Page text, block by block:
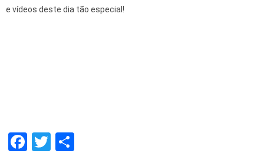
e vídeos deste dia tão especial!
F
T